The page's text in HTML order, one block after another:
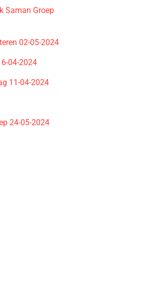
Saman Groep
02-05-2024
04-2024
11-04-2024
24-05-2024